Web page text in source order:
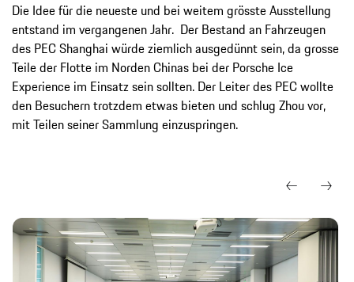
Die Idee für die neueste und bei weitem grösste Ausstellung
entstand im vergangenen Jahr. Der Bestand an Fahrzeugen
des PEC Shanghai würde ziemlich ausgedünnt sein, da grosse
Teile der Flotte im Norden Chinas bei der Porsche Ice
Experience im Einsatz sein sollten. Der Leiter des PEC wollte
den Besuchern trotzdem etwas bieten und schlug Zhou vor,
mit Teilen seiner Sammlung einzuspringen.